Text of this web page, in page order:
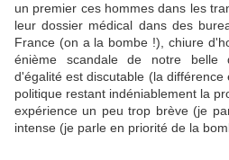
un premier ces hommes dans les
leur dossier médical dans des
France (on a la bombe !), chiure
énième scandale de notre belle
d'égalité est discutable (la
politique restant indéniablement la
expérience un peu trop brève (je
intense (je parle en priorité de la